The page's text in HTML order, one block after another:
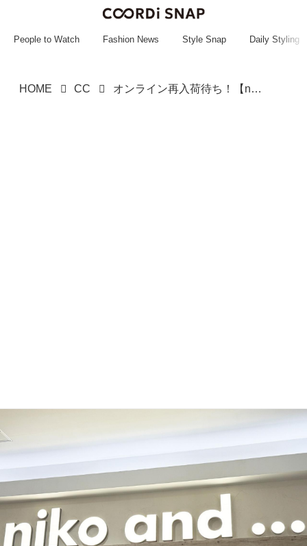
~~~~~~~~~~~
People to Watch Fashion News Style Snap Daily Styling
HOME CC オンライン再入荷待ち！【niko and ...】穿くだけで美シルエット♡「ワイドパンツ」